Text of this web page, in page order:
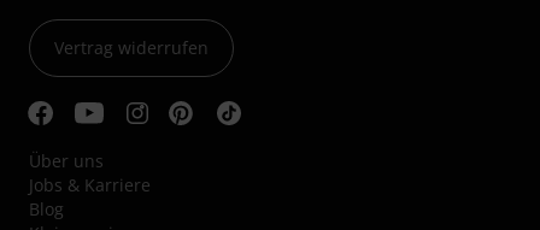
Vertrag widerrufen
Über uns
Jobs & Karriere
Blog